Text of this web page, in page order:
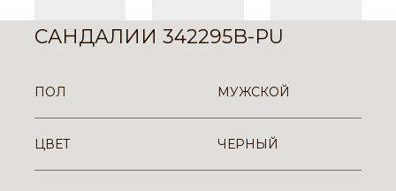
САНДАЛИИ 342295B-PU
ПОЛ МУЖСКОЙ
ЦВЕТ ЧЕРНЫЙ